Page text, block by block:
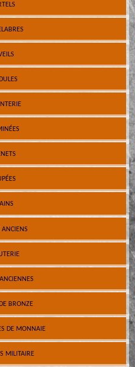
ANCIENS
BRONZE
DE MONNAIE
MILITAIRE